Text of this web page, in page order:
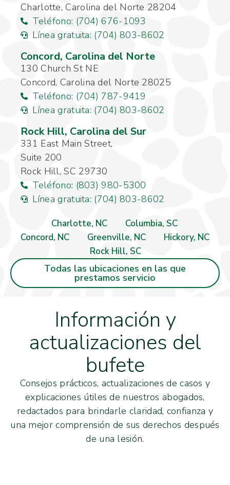
Charlotte, Carolina del Norte 28204
Teléfono: (704) 676-1093
Línea gratuita: (704) 803-8602
Concord, Carolina del Norte
130 Church St NE
Concord, Carolina del Norte 28025
Teléfono: (704) 787-9419
Línea gratuita: (704) 803-8602
Rock Hill, Carolina del Sur
331 East Main Street,
Suite 200
Rock Hill, SC 29730
Teléfono: (803) 980-5300
Línea gratuita: (704) 803-8602
Charlotte, NC
Columbia, SC
Concord, NC
Greenville, NC
Hickory, NC
Rock Hill, SC
Todas las ubicaciones en las que
prestamos servicio
Información y
actualizaciones del
bufete
Consejos prácticos, actualizaciones de casos y
explicaciones útiles de nuestros abogados,
redactados para brindarle claridad, confianza y
una mejor comprensión de sus derechos después
de una lesión.